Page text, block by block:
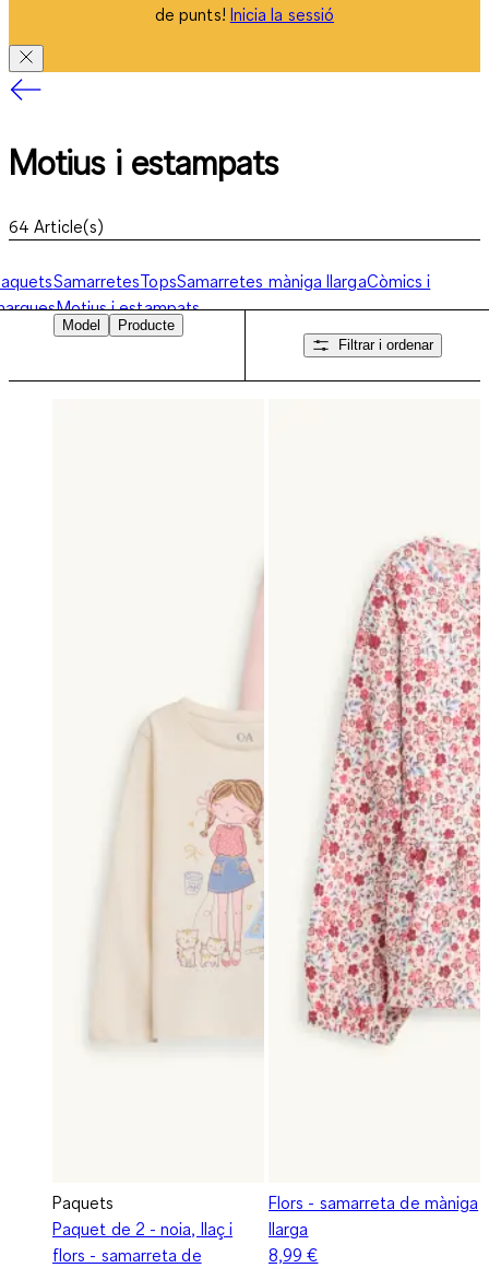
de punts! Inicia la sessió
Motius i estampats
64 Article(s)
SamarretesTopsSamarretes màniga llargaCòmics i
Motius i estampats
Model
Producte
Filtrar i ordenar
Paquets
Paquet de 2 - noia, llaç i
flors - samarreta de
Flors - samarreta de màniga
llarga
8,99 €